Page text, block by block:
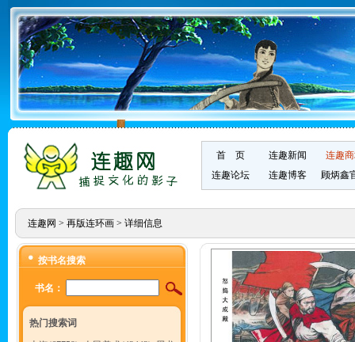
首 页 连趣新闻
连趣
连趣论坛
连趣博客 顾炳鑫
连趣网 > 再版连环画> 详细信息
按书名搜索
书名：
热门搜索词